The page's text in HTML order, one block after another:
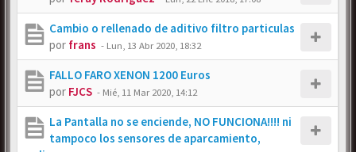
Cambio o rellenado de aditivo filtro particulas
por frans - Lun, 13 Abr 2020, 18:32
FALLO FARO XENON 1200 Euros
por FJCS - Mié, 11 Mar 2020, 14:12
La Pantalla no se enciende, NO FUNCIONA!!!! ni
tampoco los sensores de aparcamiento,